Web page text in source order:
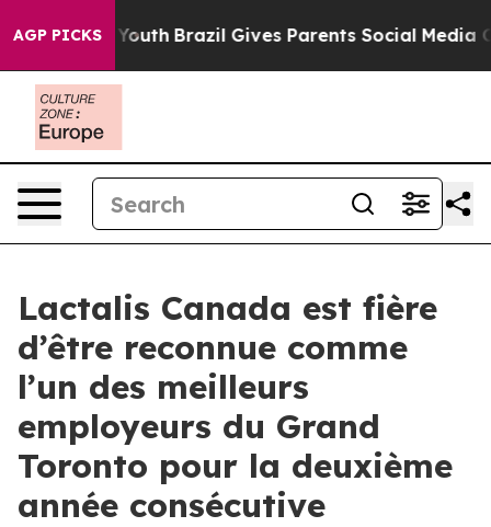
AGP PICKS
to Youth Brazil Gives Parents Social Media
Lactalis Canada est fière
d’être reconnue comme
l’un des meilleurs
employeurs du Grand
Toronto pour la deuxième
année consécutive